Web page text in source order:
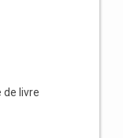
de livre